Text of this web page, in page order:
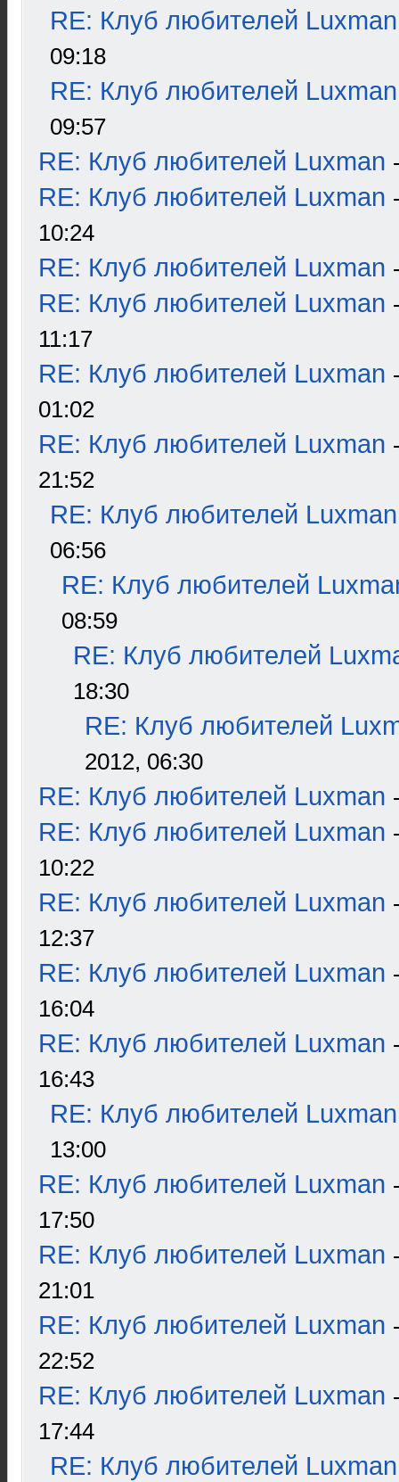
RE: Клуб любителей Luxman
09:18
RE: Клуб любителей Luxman
09:57
RE: Клуб любителей Luxman
RE: Клуб любителей Luxman
10:24
RE: Клуб любителей Luxman
RE: Клуб любителей Luxman
11:17
RE: Клуб любителей Luxman
01:02
RE: Клуб любителей Luxman
21:52
RE: Клуб любителей Luxman
06:56
RE: Клуб любителей
08:59
RE: Клуб любителей
18:30
RE: Клуб любителей
2012, 06:30
RE: Клуб любителей Luxman
RE: Клуб любителей Luxman
10:22
RE: Клуб любителей Luxman
12:37
RE: Клуб любителей Luxman
16:04
RE: Клуб любителей Luxman
16:43
RE: Клуб любителей Luxman
13:00
RE: Клуб любителей Luxman
17:50
RE: Клуб любителей Luxman
21:01
RE: Клуб любителей Luxman
22:52
RE: Клуб любителей Luxman
17:44
RE: Клуб любителей Luxman